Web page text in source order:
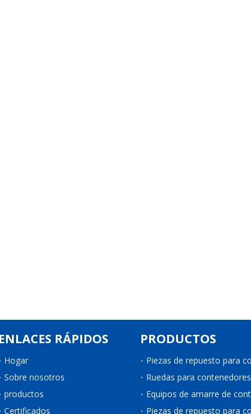
ENLACES RÁPIDOS
Hogar
Sobre nosotros
productos
Certificados
PRODUCTOS
Ruedas para contenedores